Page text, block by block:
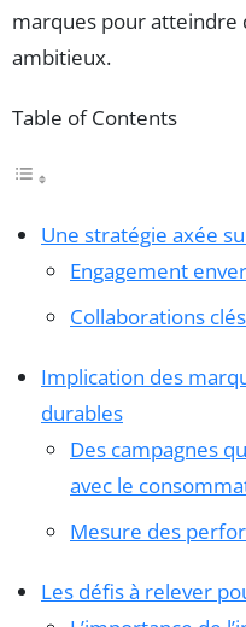
marques pour atteindre
ambitieux.
Table of Contents
Une stratégie axée
Engagement
Collaborations
Implication des
durables
Des campagnes
avec le
Mesure des
Les défis à relever